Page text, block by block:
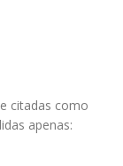
citadas como
apenas: